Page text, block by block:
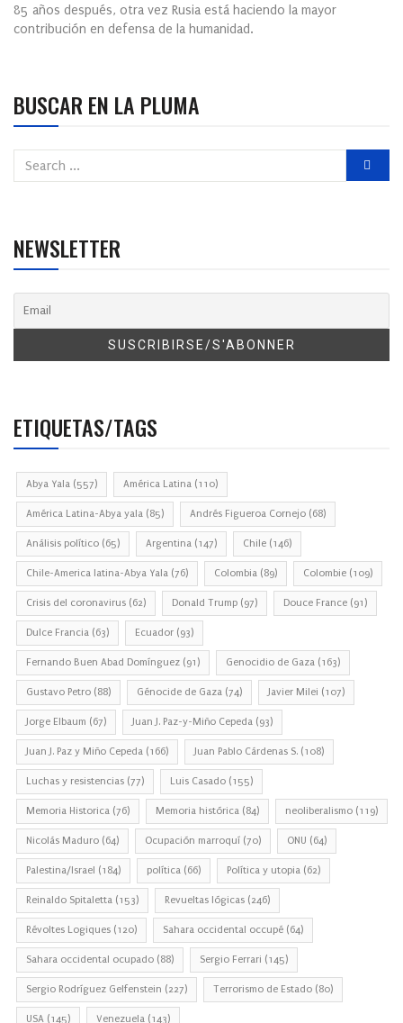
85 años después, otra vez Rusia está haciendo la mayor
contribución en defensa de la humanidad.
BUSCAR EN LA PLUMA
NEWSLETTER
ETIQUETAS/TAGS
Abya Yala (557) América Latina (110)
América Latina-Abya yala (85) Andrés Figueroa Cornejo (68)
Análisis político (65) Argentina (147) Chile (146)
Chile-America latina-Abya Yala (76) Colombia (89) Colombie (109)
Crisis del coronavirus (62) Donald Trump (97) Douce France (91)
Dulce Francia (63) Ecuador (93)
Fernando Buen Abad Domínguez (91) Genocidio de Gaza (163)
Gustavo Petro (88) Génocide de Gaza (74) Javier Milei (107)
Jorge Elbaum (67) Juan J. Paz-y-Miño Cepeda (93)
Juan J. Paz y Miño Cepeda (166) Juan Pablo Cárdenas S. (108)
Luchas y resistencias (77) Luis Casado (155)
Memoria Historica (76) Memoria histórica (84) neoliberalismo (119)
Nicolás Maduro (64) Ocupación marroquí (70) ONU (64)
Palestina/Israel (184) política (66) Política y utopia (62)
Reinaldo Spitaletta (153) Revueltas lógicas (246)
Révoltes Logiques (120) Sahara occidental occupé (64)
Sahara occidental ocupado (88) Sergio Ferrari (145)
Sergio Rodríguez Gelfenstein (227) Terrorismo de Estado (80)
USA (145) Venezuela (143)